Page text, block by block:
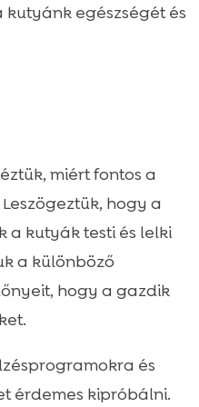
egészségét és
miért fontos a
hogy a
a kutyák testi és lelki
a különböző
hogy a gazdik
és
érdemes kipróbálni.